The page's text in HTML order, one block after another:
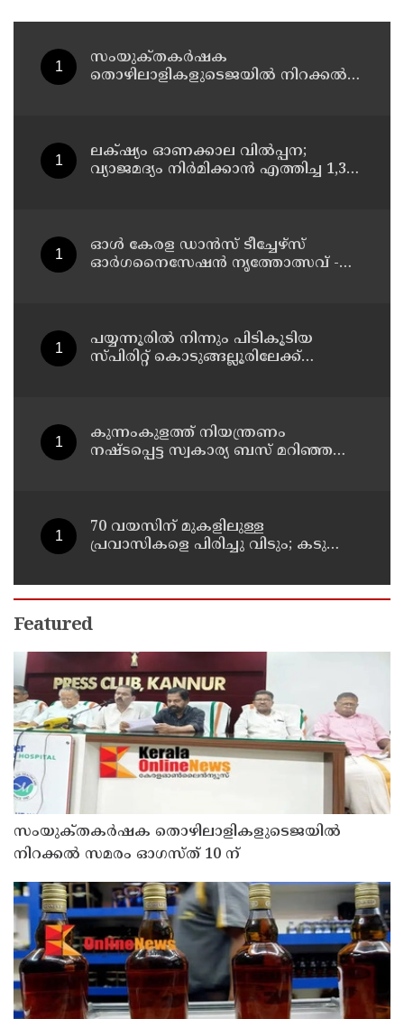
സംയുക്‌തകർഷക
തൊഴിലാളികളുടെജയിൽ നിറക്കൽ
ലക്‌ഷ്യം ഓണക്കാല വിൽപ്പന;
വ്യാജമദ്യം നിർമിക്കാൻ എത്തിച്ച 1,350
ഓൾ കേരള ഡാൻസ് ടീച്ചേഴ്സ്
ഓർഗനൈസേഷൻ നൃത്തോത്സവ് -
പയ്യന്നൂരിൽ നിന്നും പിടികൂടിയ
സ്പിരിറ്റ് കൊടുങ്ങല്ലൂരിലേക്ക്
കുന്നംകുളത്ത് നിയന്ത്രണം
നഷ്ടപ്പെട്ട സ്വകാര്യ ബസ് മറിഞ്ഞ
70 വയസിന് മുകളിലുള്ള
പ്രവാസികളെ പിരിച്ചു വിടും; കടുത്ത
Featured
സംയുക്‌തകർഷക തൊഴിലാളികളുടെജയിൽ
നിറക്കൽ സമരം ഓഗസ്ത് 10 ന്